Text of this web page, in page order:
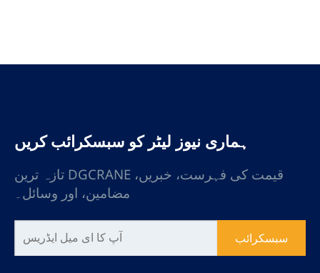
ہماری نیوز لیٹر کو سبسکرائب کریں
تازہ ترین DGCRANE قیمت کی فہرست، خبریں،
مضامین، اور وسائل۔
سبسکرائب